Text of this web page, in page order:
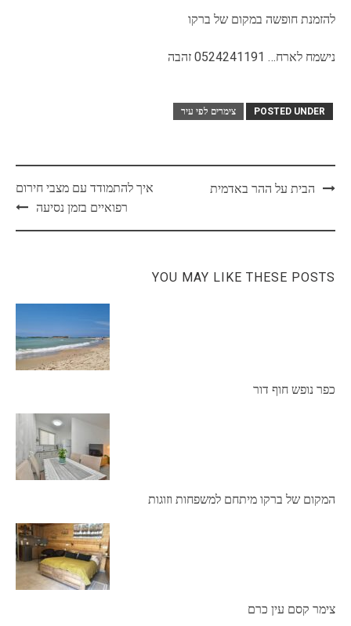
להזמנת חופשה במקום של ברקו
נישמח לארח… 0524241191 זהבה
POSTED UNDER צימרים לפי עיר
Postהבית על ההר באדמית
איך להתמודד עם מצבי חירום
רפואיים בזמן נסיעה
YOU MAY LIKE THESE POSTS
כפר נופש חוף דור
המקום של ברקו מיתחם למשפחות וזוגות
צימר קסם עין כרם